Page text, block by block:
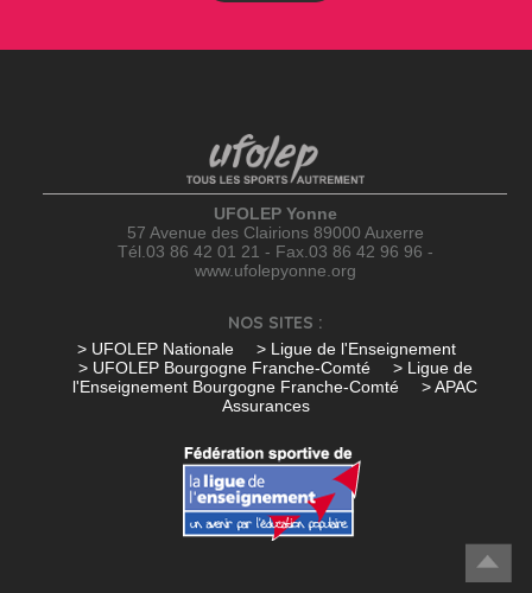
UFOLEP Yonne
57 Avenue des Clairions 89000 Auxerre
Tél.03 86 42 01 21 - Fax.03 86 42 96 96 -
www.ufolepyonne.org
NOS SITES :
> UFOLEP Nationale
> Ligue de l'Enseignement
> UFOLEP Bourgogne Franche-Comté
> Ligue de
l'Enseignement Bourgogne Franche-Comté
> APAC
Assurances